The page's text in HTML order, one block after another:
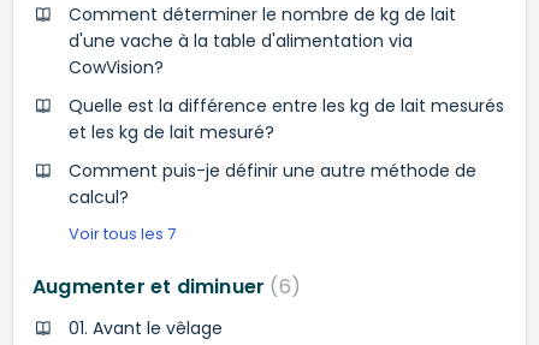
Comment déterminer le nombre de kg de lait
d'une vache à la table d'alimentation via
CowVision?
Quelle est la différence entre les kg de lait mesurés
et les kg de lait mesuré?
Comment puis-je définir une autre méthode de
calcul?
Voir tous les 7
Augmenter et diminuer 6
01. Avant le vêlage